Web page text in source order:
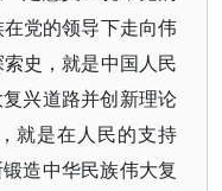
党的领导下走向伟
史，就是中国人民
兴道路并创新理论
就是在人民的支持
造中华民族伟大复